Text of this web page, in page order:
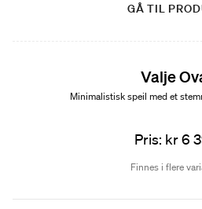
GÅ TIL
Valje
Minimalistisk speil med et
Pris: kr 6
Finnes i flere